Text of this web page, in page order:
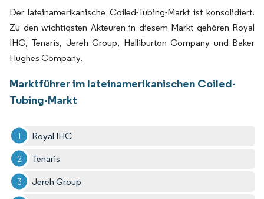
Der lateinamerikanische Coiled-Tubing-Markt ist konsolidiert.
Zu den wichtigsten Akteuren in diesem Markt gehören Royal
IHC, Tenaris, Jereh Group, Halliburton Company und Baker
Hughes Company.
Marktführer im lateinamerikanischen Coiled-
Tubing-Markt
Royal IHC
Tenaris
Jereh Group